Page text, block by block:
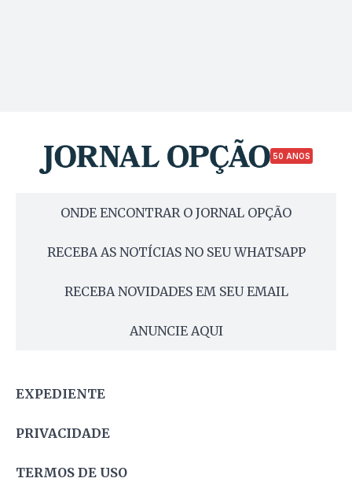
50 ANOS
ONDE ENCONTRAR O JORNAL OPÇÃO
RECEBA AS NOTÍCIAS NO SEU WHATSAPP
RECEBA NOVIDADES EM SEU EMAIL
ANUNCIE AQUI
EXPEDIENTE
PRIVACIDADE
TERMOS DE USO